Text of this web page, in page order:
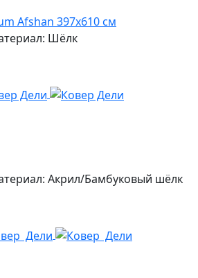
Afshan 397x610 см
Шёлк
Акрил/Бамбуковый шёлк